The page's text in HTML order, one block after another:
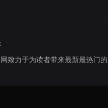
致力于为读者带来最新最热门的